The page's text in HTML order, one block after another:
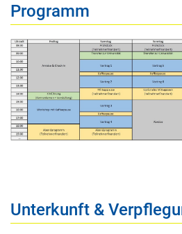
Programm
Unterkunft &